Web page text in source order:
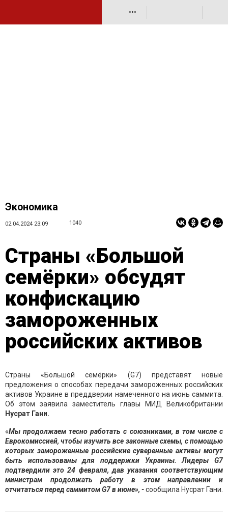
•••
Экономика
02.04.2024 23:09 1040
Страны «Большой
семёрки» обсудят
конфискацию
замороженных
российских активов
Страны «Большой семёрки» (G7) представят новые
предложения о способах передачи замороженных российских
активов Украине в преддверии намеченного на июнь саммита.
Об этом заявила заместитель главы МИД Великобритании
Нусрат Гани.
«Мы продолжаем тесно работать с союзниками, в том числе с
Еврокомиссией, чтобы изучить все законные схемы, с помощью
которых замороженные российские суверенные активы могут
быть использованы для поддержки Украины. Лидеры G7
подтвердили это 24 февраля, дав указания соответствующим
министрам продолжать работу в этом направлении и
отчитаться перед саммитом G7 в июне», -сообщила Нусрат Гани.